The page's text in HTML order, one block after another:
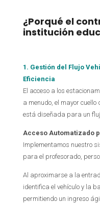
¿Porqué el
institución
1. Gestión del Flujo
Eficiencia
El acceso a los
a menudo, el mayor
está diseñada para un
Acceso Automatizado
Implementamos nuestro
para el profesorado,
Al aproximarse a la
identifica el vehículo y la
permitiendo un ingreso